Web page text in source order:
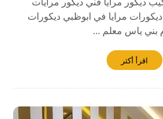
ديكور مرايا فني ديكور مرايات
مرايا في ابوظبي ديكورات
بني ياس معلم ...
اقرأ أكثر